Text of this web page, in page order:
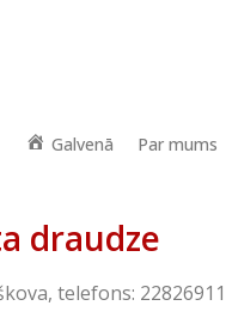
Galvenā Par mums
draudze
telefons: 22826911